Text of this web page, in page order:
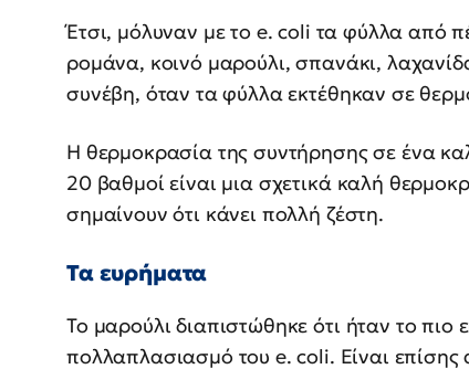
Έτσι, μόλυναν με το e. coli τα φύλλα από
ρομάνα, κοινό μαρούλι, σπανάκι,
συνέβη, όταν τα φύλλα εκτέθηκαν σε
Η θερμοκρασία της συντήρησης σε ένα
20 βαθμοί είναι μια σχετικά καλή
σημαίνουν ότι κάνει πολλή ζέστη.
Τα ευρήματα
Το μαρούλι διαπιστώθηκε ότι ήταν το
πολλαπλασιασμό του e. coli. Είναι